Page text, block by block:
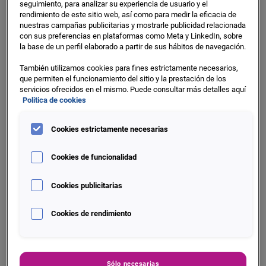
herramientas analíticas avanzadas de Machine Learning e
Inteligencia Artificial), den lugar a recobrar más con un
menor coste.
Te ayudamos a:
Clasificar perfiles de clientes para afinar
centrar los esfuerzos y la optimización de
recursos en aquellos que predigan un
el perfil del deudor
seguimiento, para analizar su experiencia de usuario y el
rendimiento de este sitio web, así como para medir la eficacia de
nuestras campañas publicitarias y mostrarle publicidad relacionada
con sus preferencias en plataformas como Meta y LinkedIn, sobre
la base de un perfil elaborado a partir de sus hábitos de navegación.
También utilizamos cookies para fines estrictamente necesarios,
que permiten el funcionamiento del sitio y la prestación de los
servicios ofrecidos en el mismo. Puede consultar más detalles aquí
Politica de cookies
Cookies estrictamente necesarias
Cookies de funcionalidad
Cookies publicitarias
Cookies de rendimiento
Sólo necesarias